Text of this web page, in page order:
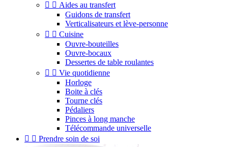
  Aides au transfert
Guidons de transfert
Verticalisateurs et lève-personne
  Cuisine
Ouvre-bouteilles
Ouvre-bocaux
Dessertes de table roulantes
  Vie quotidienne
Horloge
Boite à clés
Tourne clés
Pédaliers
Pinces à long manche
Télécommande universelle
  Prendre soin de soi